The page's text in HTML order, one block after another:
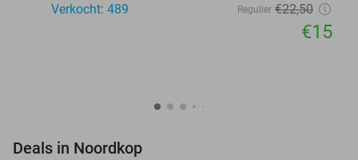
Verkocht: 489
Regulier €22,50
€15
Deals in Noordkop